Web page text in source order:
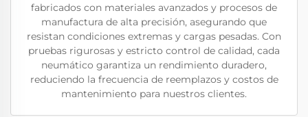
fabricados con materiales avanzados y procesos de
manufactura de alta precisión, asegurando que
resistan condiciones extremas y cargas pesadas. Con
pruebas rigurosas y estricto control de calidad, cada
neumático garantiza un rendimiento duradero,
reduciendo la frecuencia de reemplazos y costos de
mantenimiento para nuestros clientes.